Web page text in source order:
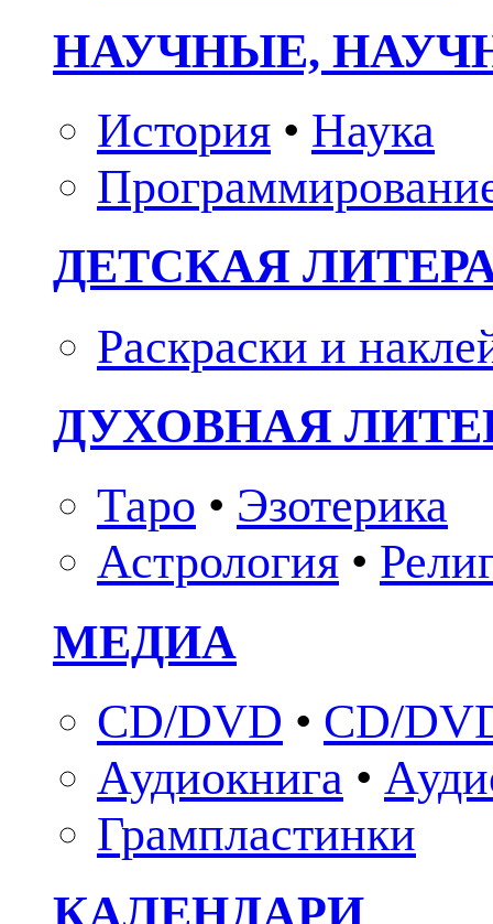
НАУЧНЫЕ,
История • Наука
ДЕТСКАЯ
Раскраски и
ДУХОВНАЯ
Таро • Эзотерика
Астрология •
МЕДИА
CD/DVD • CD/
Аудиокнига •
Грампластинки